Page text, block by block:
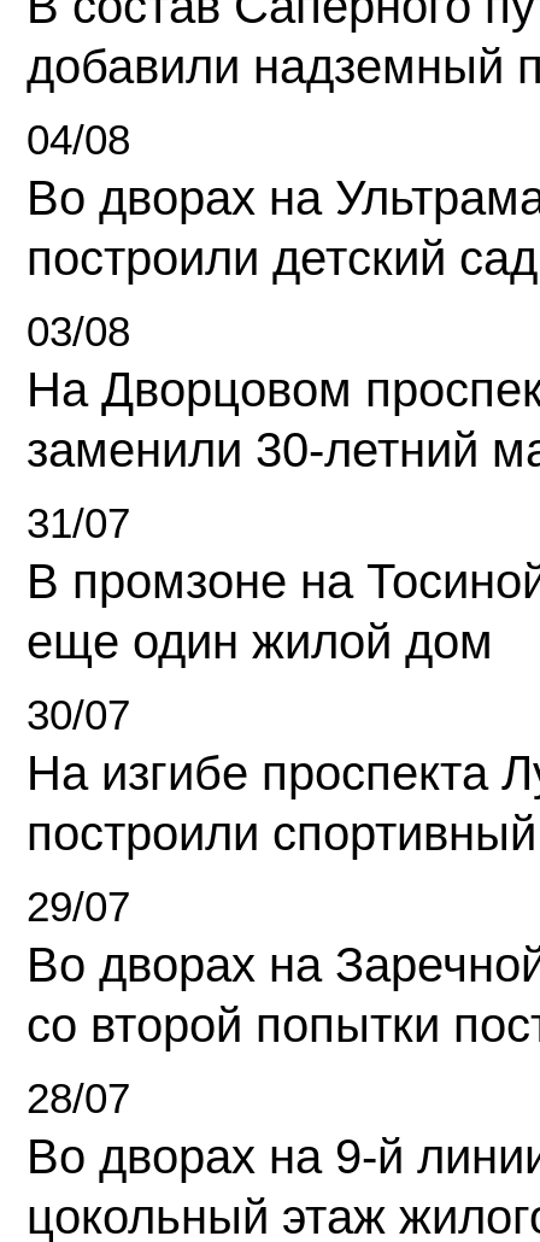
добавили надземный
04/08
Во дворах на
построили детский сад
03/08
На Дворцовом
заменили 30-летний
31/07
В промзоне на
еще один жилой дом
30/07
На изгибе проспекта
построили
29/07
Во дворах на
со второй попытки
28/07
Во дворах на 9-й
цокольный этаж